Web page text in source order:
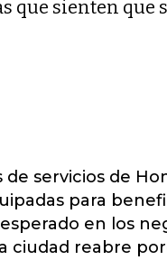
que sienten que
de servicios de
para
en los
ciudad reabre